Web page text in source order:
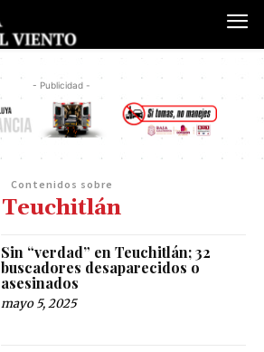
- Publicidad -
Contenidos sobre
Teuchitlán
Sin “verdad” en Teuchitlán; 32
buscadores desaparecidos o
asesinados
mayo 5, 2025